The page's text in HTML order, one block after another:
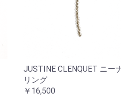
JUSTINE CLENQUET ニー
リング
￥16,500